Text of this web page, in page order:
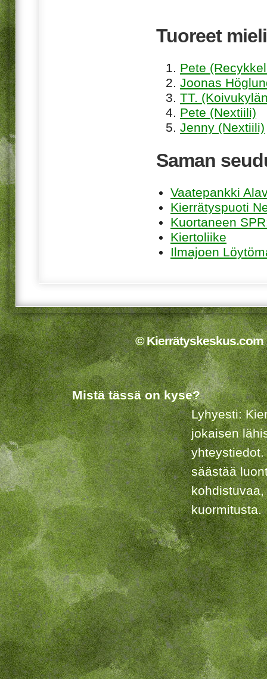
Tuoreet
Pete
Joonas
TT.
Pete (Nextiili)
Jenny (Nextiili)
Saman
Vaatepankki
Kierrätyspuoti
Kuortaneen
Kiertoliike
Ilmajoen
© Kierrätyskeskus.com
Mistä tässä on kyse?
Lyhyesti:
jokaisen
säästää
kuormitusta.